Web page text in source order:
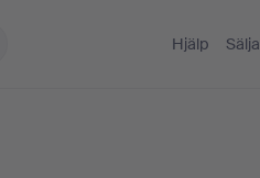
Hjälp Sälja